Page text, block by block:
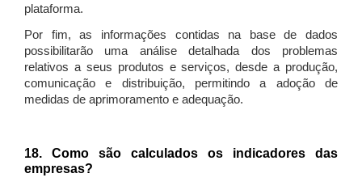
plataforma.
Por fim, as informações contidas na base de dados
possibilitarão uma análise detalhada dos problemas
relativos a seus produtos e serviços, desde a produção,
comunicação e distribuição, permitindo a adoção de
medidas de aprimoramento e adequação.
18. Como são calculados os indicadores das
empresas?